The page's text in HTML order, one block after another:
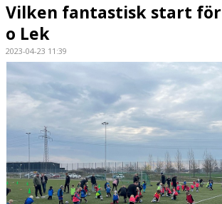
STYRELSE
LEDARE
KALENDER
DOKUMENT
KLUBBSHOP
Vilken fantastisk start
o Lek
2023-04-23 11:39